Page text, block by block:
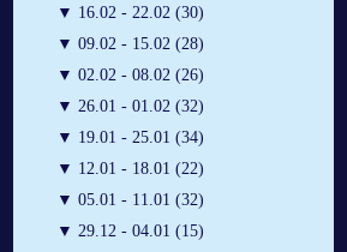
▼ 16.02 - 22.02 (30)
▼ 09.02 - 15.02 (28)
▼ 02.02 - 08.02 (26)
▼ 26.01 - 01.02 (32)
▼ 19.01 - 25.01 (34)
▼ 12.01 - 18.01 (22)
▼ 05.01 - 11.01 (32)
▼ 29.12 - 04.01 (15)